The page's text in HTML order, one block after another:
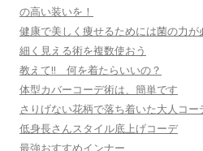
の高い装いを！
健康で美しく痩せるためには菌の力が
細く見える術を複数使おう
教えて!! 何を着たらいいの？
体型カバーコーデ術は、簡単です
さりげない花柄で落ち着いた大人コー
低身長さんスタイル底上げコーデ
最強おすすめインナー